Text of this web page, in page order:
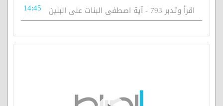
اقرأ وتدبر 793 - آية اصطفى البنات على البنين 14:45